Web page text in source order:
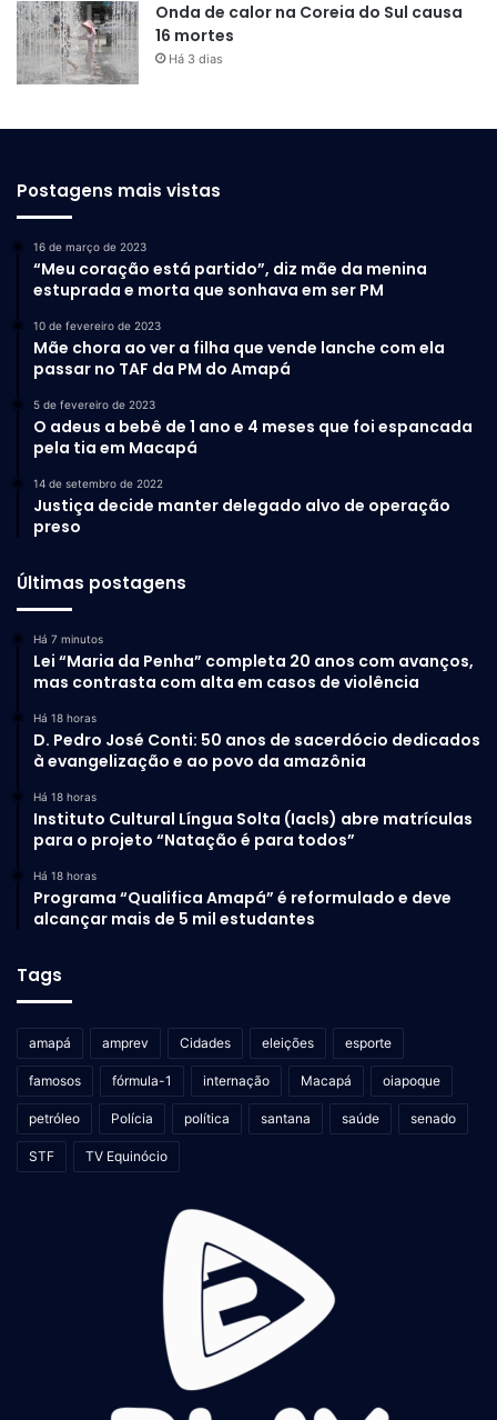
Onda de calor na Coreia do Sul causa
16 mortes
Há 3 dias
Postagens mais vistas
16 de março de 2023
“Meu coração está partido”, diz mãe da menina
estuprada e morta que sonhava em ser PM
10 de fevereiro de 2023
Mãe chora ao ver a filha que vende lanche com ela
passar no TAF da PM do Amapá
5 de fevereiro de 2023
O adeus a bebê de 1 ano e 4 meses que foi espancada
pela tia em Macapá
14 de setembro de 2022
Justiça decide manter delegado alvo de operação
preso
Últimas postagens
Há 7 minutos
Lei “Maria da Penha” completa 20 anos com avanços,
mas contrasta com alta em casos de violência
Há 18 horas
D. Pedro José Conti: 50 anos de sacerdócio dedicados
à evangelização e ao povo da amazônia
Há 18 horas
Instituto Cultural Língua Solta (Iacls) abre matrículas
para o projeto “Natação é para todos”
Há 18 horas
Programa “Qualifica Amapá” é reformulado e deve
alcançar mais de 5 mil estudantes
Tags
amapá amprev Cidades eleições esporte
famosos fórmula-1 internação Macapá oiapoque
petróleo Polícia política santana saúde senado
STF TV Equinócio